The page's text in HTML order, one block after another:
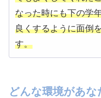
なった時にも下の学
良くするように面倒
す。
どんな環境があ